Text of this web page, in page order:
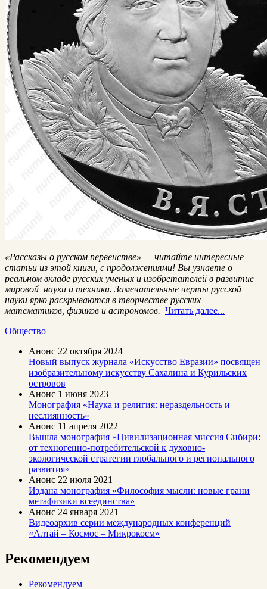
«Рассказы о русском первенстве» — читайте интересные
статьи из этой книги, с продолжениями! Вы узнаете о
реальном вкладе русских ученых и изобретателей в развитие
мировой науки и техники. Замечательные черты русской
науки ярко раскрываются в творчестве русских
математиков, физиков и астрономов. Читать далее...
Общество
Анонс 22 октября 2024
Новый выпуск журнала «Искусство Евразии» посвящен
изобразительному искусству Сахалина и Курильских
островов
Анонс 1 июня 2023
Монография «Наука и религия: нераздельность и
неслиянность»
Анонс 11 апреля 2022
Вышла монография «Цивилизационная миссия Сибири:
от техногенно-потребительской к духовно-
экологической стратегии глобального и регионального
развития»
Анонс 22 июля 2021
Издана монография «Философия мысли: новые грани
метафизики всеединства»
Анонс 24 января 2021
Видеоархив серии международных конференций
«Алтай – Космос – Микрокосм»
Рекомендуем
Рекомендуем